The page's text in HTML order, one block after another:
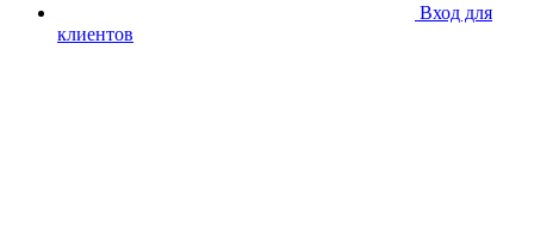
Вход для
клиентов